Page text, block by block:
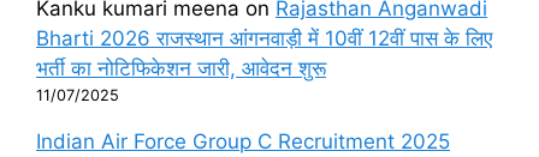
Kanku kumari meena on Rajasthan Anganwadi
Bharti 2026 राजस्थान आंगनवाड़ी में 10वीं 12वीं पास के लिए
भर्ती का नोटिफिकेशन जारी, आवेदन शुरू
11/07/2025
Indian Air Force Group C Recruitment 2025